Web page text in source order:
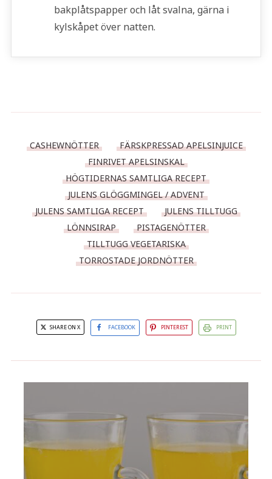
bakplåtspapper och låt svalna, gärna i
kylskåpet över natten.
CASHEWNÖTTER
FÄRSKPRESSAD APELSINJUICE
FINRIVET APELSINSKAL
HÖGTIDERNAS SAMTLIGA RECEPT
JULENS GLÖGGMINGEL / ADVENT
JULENS SAMTLIGA RECEPT
JULENS TILLTUGG
LÖNNSIRAP
PISTAGENÖTTER
TILLTUGG VEGETARISKA
TORROSTADE JORDNÖTTER
SHARE ON X FACEBOOK PINTEREST PRINT